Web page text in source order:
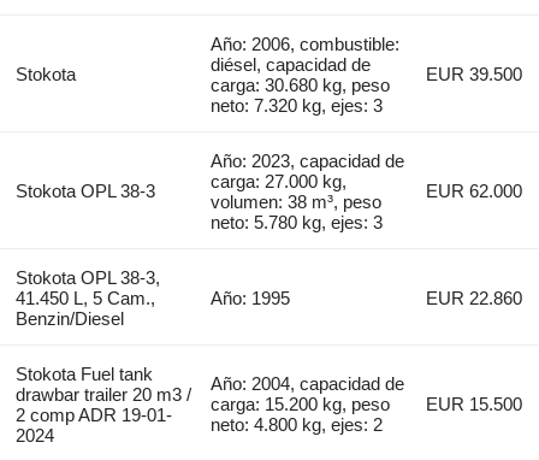
Stokota
Año: 2006, combustible:
diésel, capacidad de
carga: 30.680 kg, peso
neto: 7.320 kg, ejes: 3
EUR 39.500
Stokota OPL 38-3
Año: 2023, capacidad de
carga: 27.000 kg,
volumen: 38 m³, peso
neto: 5.780 kg, ejes: 3
EUR 62.000
Stokota OPL 38-3,
41.450 L, 5 Cam.,
Benzin/Diesel
Año: 1995 EUR 22.860
Stokota Fuel tank
drawbar trailer 20 m3 /
2 comp ADR 19-01-
2024
Año: 2004, capacidad de
carga: 15.200 kg, peso
neto: 4.800 kg, ejes: 2
EUR 15.500